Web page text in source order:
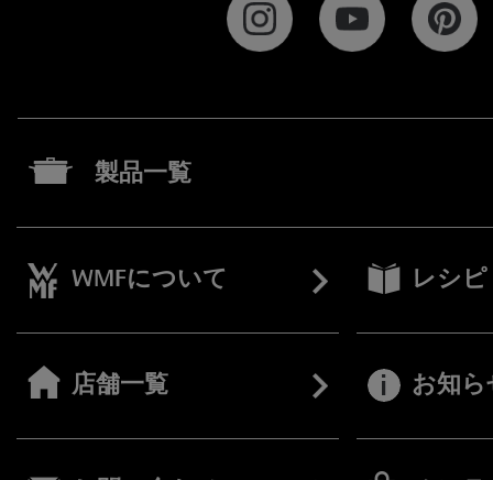
製品一覧
WMFについて レシピ
店舗一覧 お知ら